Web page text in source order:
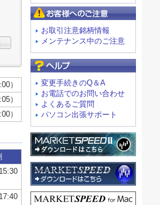
お取引注意銘柄情報
メンテナンス中のご注意
変更手続きのQ＆A
お電話でのお問い合わせ
よくあるご質問
パソコン出張サポート